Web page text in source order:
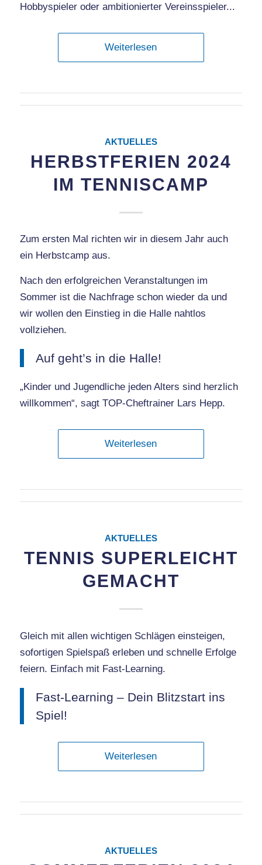
Hobbyspieler oder ambitionierter Vereinsspieler...
Weiterlesen
AKTUELLES
HERBSTFERIEN 2024
IM TENNISCAMP
Zum ersten Mal richten wir in diesem Jahr auch
ein Herbstcamp aus.
Nach den erfolgreichen Veranstaltungen im
Sommer ist die Nachfrage schon wieder da und
wir wollen den Einstieg in die Halle nahtlos
vollziehen.
Auf geht’s in die Halle!
„Kinder und Jugendliche jeden Alters sind herzlich
willkommen“, sagt TOP-Cheftrainer Lars Hepp.
Weiterlesen
AKTUELLES
TENNIS SUPERLEICHT
GEMACHT
Gleich mit allen wichtigen Schlägen einsteigen,
sofortigen Spielspaß erleben und schnelle Erfolge
feiern. Einfach mit Fast-Learning.
Fast-Learning – Dein Blitzstart ins
Spiel!
Weiterlesen
AKTUELLES